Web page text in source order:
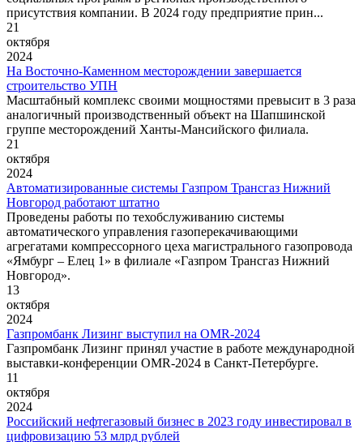
присутствия компании. В 2024 году предприятие прин...
21
октября
2024
На Восточно-Каменном месторождении завершается
строительство УПН
Масштабный комплекс своими мощностями превысит в 3 раза
аналогичный производственный объект на Шапшинской
группе месторождений Ханты-Мансийского филиала.
21
октября
2024
Автоматизированные системы Газпром Трансгаз Нижний
Новгород работают штатно
Проведены работы по техобслуживанию системы
автоматического управления газоперекачивающими
агрегатами компрессорного цеха магистрального газопровода
«Ямбург – Елец 1» в филиале «Газпром Трансгаз Нижний
Новгород».
13
октября
2024
Газпромбанк Лизинг выступил на OMR-2024
Газпромбанк Лизинг принял участие в работе международной
выставки-конференции OMR-2024 в Санкт-Петербурге.
11
октября
2024
Российский нефтегазовый бизнес в 2023 году инвестировал в
цифровизацию 53 млрд рублей